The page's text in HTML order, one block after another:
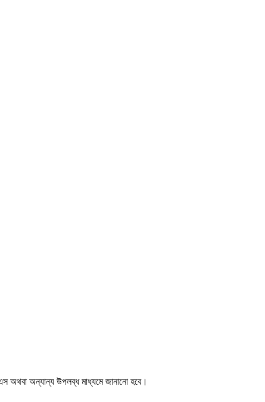
অথবা অন্যান্য উপলব্ধ মাধ্যমে জানানো হবে।